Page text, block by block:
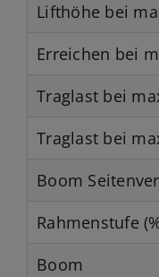
Lifthöhe bei
Erreichen bei
Traglast bei
Traglast bei
Boom
Rahmenstufe
Boom